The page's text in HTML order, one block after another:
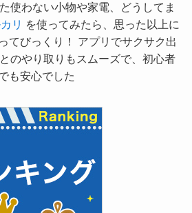
使わない小物や家電、どうしてま
リ を使ってみたら、思った以上に
てびっくり！ アプリでサクサク出
のやり取りもスムーズで、初心者
も安心でした